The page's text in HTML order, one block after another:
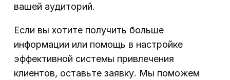
вашей аудиторий.
Если вы хотите получить больше
информации или помощь в настройке
эффективной системы привлечения
клиентов, оставьте заявку. Мы поможем